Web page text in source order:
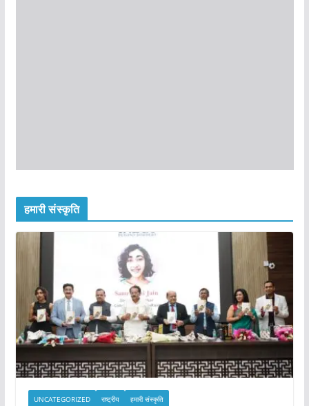
हमारी संस्कृति
UNCATEGORIZED राष्ट्रीय हमारी संस्कृति